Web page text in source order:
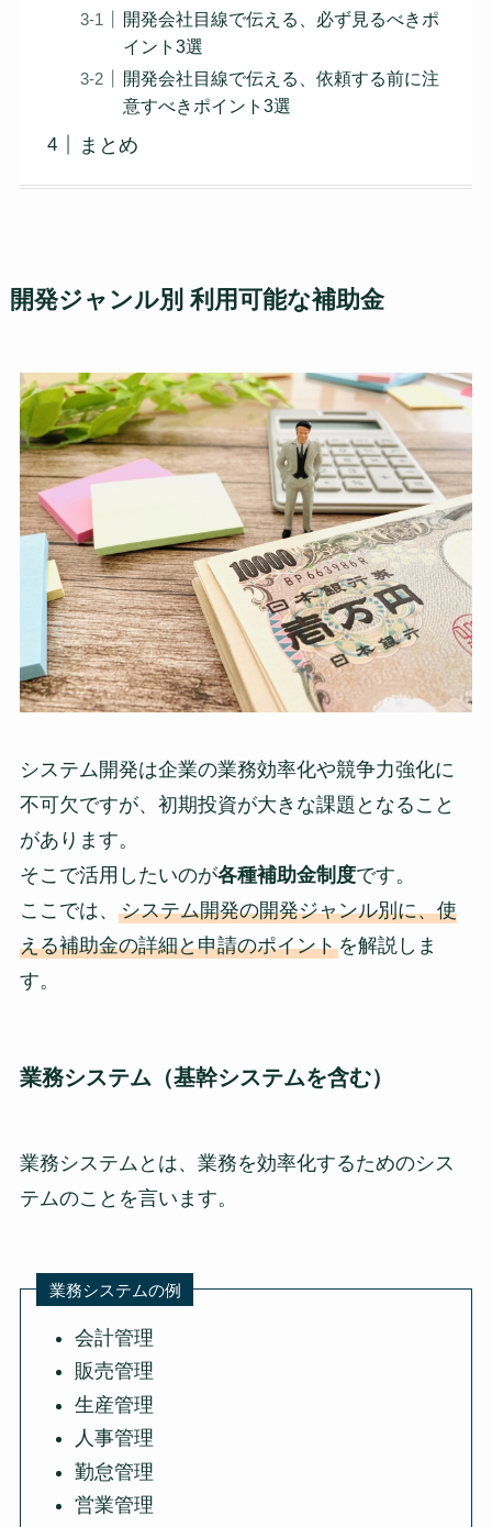
開発会社目線で伝える、必ず見るべきポ
イント3選
開発会社目線で伝える、依頼する前に注
意すべきポイント3選
まとめ
開発ジャンル別 利用可能な補助金
システム開発は企業の業務効率化や競争力強化に
不可欠ですが、初期投資が大きな課題となること
があります。
そこで活用したいのが各種補助金制度です。
ここでは、 システム開発の開発ジャンル別に、使
える補助金の詳細と申請のポイントを解説しま
す。
業務システム（基幹システムを含む）
業務システムとは、業務を効率化するためのシス
テムのことを言います。
業務システムの例
会計管理
販売管理
生産管理
人事管理
勤怠管理
営業管理